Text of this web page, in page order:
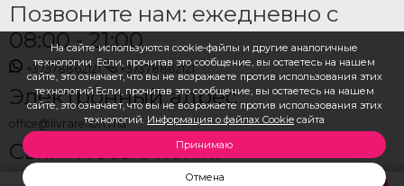
На сайте используются cookie-файлы и другие аналогичные
технологии. Если, прочитав это сообщение, вы остаетесь на нашем
сайте, это означает, что вы не возражаете против использования этих
технологий.Если, прочитав это сообщение, вы остаетесь на нашем
сайте, это означает, что вы не возражаете против использования этих
технологий. Информация о файлах Cookie сайта
Принимаю
Отмена
Позвоните нам: ежедневно с
08:00 - 21:00
+37378862121 +37378862121
Электронный адрес
office@livrareflori.md
Свяжитесь с нами:
whatsapp